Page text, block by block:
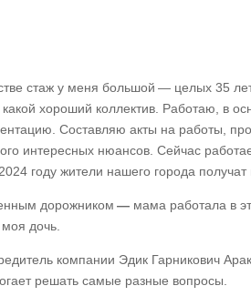
стаж у меня большой — целых 35
хороший коллектив. Работаю, в
Составляю акты на работы,
интересных нюансов. Сейчас
году жители нашего города
дорожником — мама работала в
дочь.
компании Эдик Гарникович
решать самые разные вопросы.